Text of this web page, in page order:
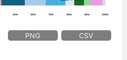
PNG CSV